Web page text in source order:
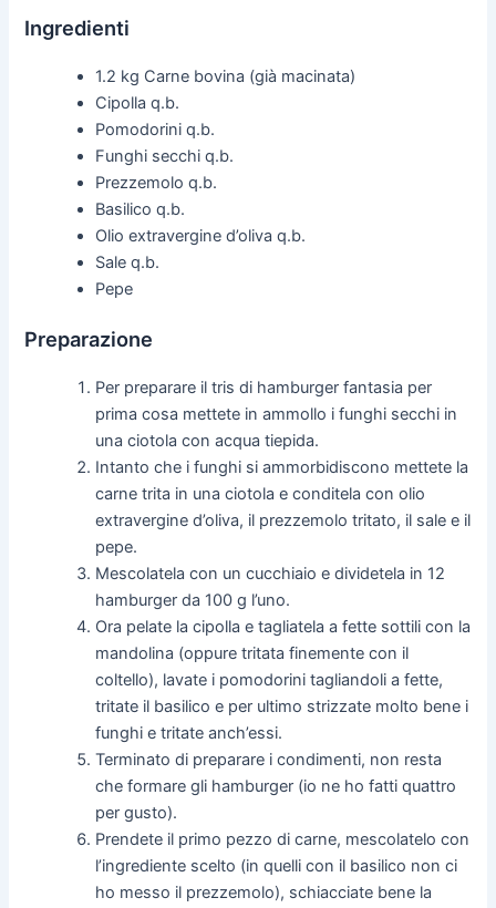
Ingredienti
1.2 kg Carne bovina (già macinata)
Cipolla q.b.
Pomodorini q.b.
Funghi secchi q.b.
Prezzemolo q.b.
Basilico q.b.
Olio extravergine d’oliva q.b.
Sale q.b.
Pepe
Preparazione
Per preparare il tris di hamburger fantasia per
prima cosa mettete in ammollo i funghi secchi in
una ciotola con acqua tiepida.
Intanto che i funghi si ammorbidiscono mettete la
carne trita in una ciotola e conditela con olio
extravergine d’oliva, il prezzemolo tritato, il sale e il
pepe.
Mescolatela con un cucchiaio e dividetela in 12
hamburger da 100 g l’uno.
Ora pelate la cipolla e tagliatela a fette sottili con la
mandolina (oppure tritata finemente con il
coltello), lavate i pomodorini tagliandoli a fette,
tritate il basilico e per ultimo strizzate molto bene i
funghi e tritate anch’essi.
Terminato di preparare i condimenti, non resta
che formare gli hamburger (io ne ho fatti quattro
per gusto).
Prendete il primo pezzo di carne, mescolatelo con
l’ingrediente scelto (in quelli con il basilico non ci
ho messo il prezzemolo), schiacciate bene la